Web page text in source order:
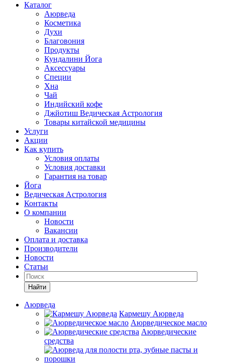
Каталог
Аюрведа
Косметика
Духи
Благовония
Продукты
Кундалини Йога
Аксессуары
Специи
Хна
Чай
Индийский кофе
Джйотиш Ведическая Астрология
Товары китайской медицины
Услуги
Акции
Как купить
Условия оплаты
Условия доставки
Гарантия на товар
Йога
Ведическая Астрология
Контакты
О компании
Новости
Вакансии
Оплата и доставка
Производители
Новости
Статьи
Найти
Аюрведа
Кармешу Аюрведа
Аюрведическое масло
Аюрведические
средства